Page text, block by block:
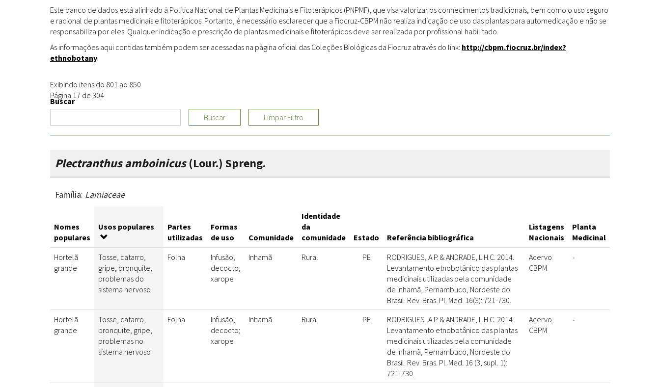
Fitoterápicos
Educação & Arte
Sites
Este banco de dados está alinhado à Política Nacional de Plantas Medicinais e Fitoterápicos (PNPMF), que visa valorizar os conhecimentos tradicionais, bem como o uso seguro
e racional de plantas medicinais e fitoterápicos. Portanto, é necessário esclarecer que a Fiocruz-CBPM não realiza indicação de uso das plantas para automedicação e não se
responsabiliza por eles. Qualquer indicação e prescrição de plantas medicinais e fitoterápicos deve ser realizada por profissional habilitado.
As informações aqui contidas também podem ser acessadas na página oficial das Coleções Biológicas da Fiocruz através do link: http://cbpm.fiocruz.br/index?
ethnobotany.
Exibindo itens do 801 ao 850
Página 17 de 304
Buscar
Buscar
Limpar Filtro
Plectranthus amboinicus(Lour.) Spreng.
Família: Lamiaceae
Nomes
populares
Usos populares
Partes
utilizadas
Formas
de uso
Comunidade
Identidade
da
comunidade
Estado Referência bibliográfica
Listagens
Nacionais
Planta
Medicinal
Hortelã
grande
Tosse, catarro,
gripe, bronquite,
problemas do
sistema nervoso
Folha
Infusão;
decocto;
xarope
Inhamã Rural PE
RODRIGUES, A.P. & ANDRADE, L.H.C. 2014.
Levantamento etnobotânico das plantas
medicinais utilizadas pela comunidade
de Inhamã, Pernambuco, Nordeste do
Brasil. Rev. Bras. Pl. Med. 16(3): 721-730.
Acervo
CBPM
-
Hortelã
grande
Tosse, catarro,
bronquite, gripe,
problemas no
sistema nervoso
Folha
Infusão;
decocto;
xarope
Inhamã Rural PE
RODRIGUES, A.P. & ANDRADE, L.H.C. 2014.
Levantamento etnobotânico das plantas
medicinais utilizadas pela comunidade
de Inhamã, Pernambuco, Nordeste do
Brasil. Rev. Bras. Pl. Med. 16 (3, supl. 1):
721-730.
Acervo
CBPM
-